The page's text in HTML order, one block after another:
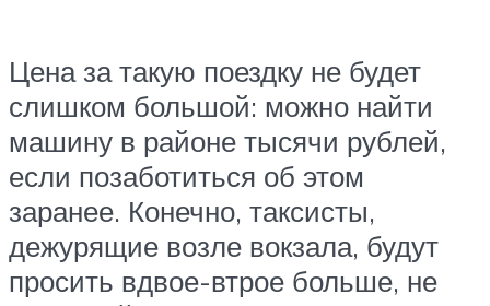
Цена за такую поездку не будет
слишком большой: можно найти
машину в районе тысячи рублей,
если позаботиться об этом
заранее. Конечно, таксисты,
дежурящие возле вокзала, будут
просить вдвое-втрое больше, не